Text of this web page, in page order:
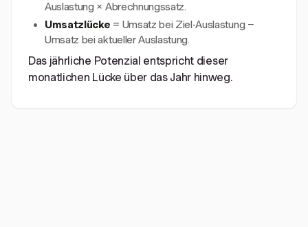
Auslastung × Abrechnungssatz.
Umsatzlücke = Umsatz bei Ziel-Auslastung −
Umsatz bei aktueller Auslastung.
Das jährliche Potenzial entspricht dieser
monatlichen Lücke über das Jahr hinweg.